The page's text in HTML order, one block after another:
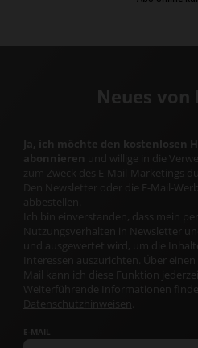
Neues von
Ja, ich möchte den kostenlosen
abonnieren und willige in die
zum Zweck des E-Mail-Marketings
Den Newsletter oder die E-Mail-
abbestellen.
Ich bin einverstanden, dass mein
Nutzungsverhalten in Newsletter
und ausgewertet wird, um die
Interessen auszurichten. Über
Mail kann ich diese Funktion
Weiterführende Informationen
Datenschutzhinweisen
E-MAIL